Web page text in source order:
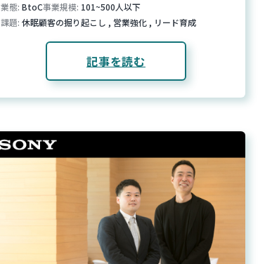
業態 BtoC事業規模 101~500人以下
課題 休眠顧客の掘り起こし , 営業強化 , リード育成
記事を読む